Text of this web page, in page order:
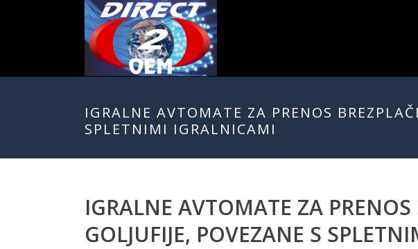
IGRALNE AVTOMATE ZA PRENOS
SPLETNIMI IGRALNICAMI
IGRALNE AVTOMATE ZA
GOLJUFIJE, POVEZANE S